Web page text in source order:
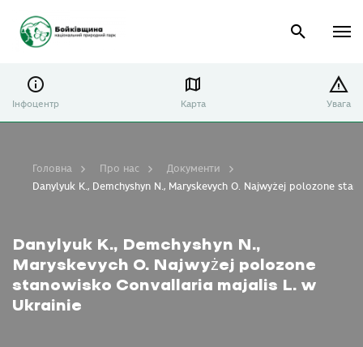
Інфоцентр Карта Увага
Danylyuk K., Demchyshyn N.,
Maryskevych O. Najwyżej polozone
stanowisko Convallaria majalis L. w
Ukrainie
Головна Про нас
Документи
Danylyuk K., Demchyshyn N., Maryskevych O. Najwyżej polozone